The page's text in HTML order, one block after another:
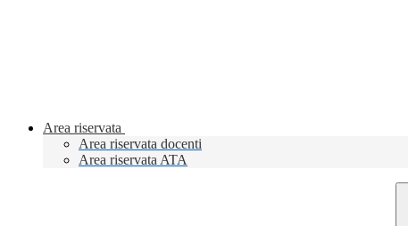
Area riservata
Area riservata docenti
Area riservata ATA